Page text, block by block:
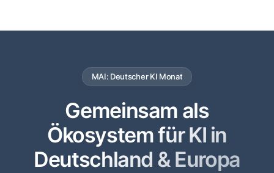
MAI: Deutscher KI Monat
Gemeinsam als
Ökosystem für KI in
Deutschland & Europa